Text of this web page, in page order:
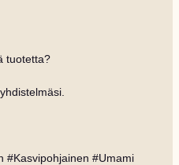
tuotetta?
#Kasvipohjainen #Umami